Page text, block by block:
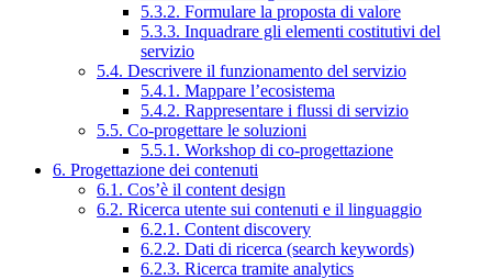
5.3.2. Formulare la proposta di valore
5.3.3. Inquadrare gli elementi costitutivi del
servizio
5.4. Descrivere il funzionamento del servizio
5.4.1. Mappare l’ecosistema
5.4.2. Rappresentare i flussi di servizio
5.5. Co-progettare le soluzioni
5.5.1. Workshop di co-progettazione
6. Progettazione dei contenuti
6.1. Cos’è il content design
6.2. Ricerca utente sui contenuti e il linguaggio
6.2.1. Content discovery
6.2.2. Dati di ricerca (search keywords)
6.2.3. Ricerca tramite analytics